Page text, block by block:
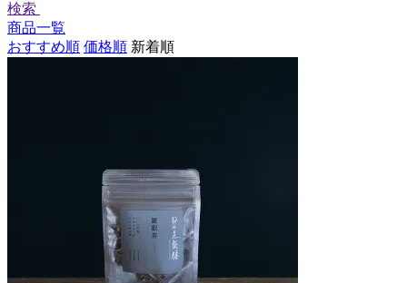
検索
商品一覧
おすすめ順 価格順 新着順